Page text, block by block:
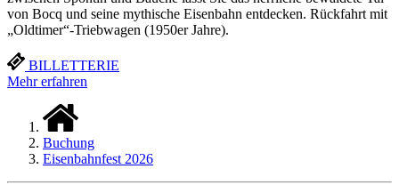
von Bocq und seine mythische Eisenbahn entdecken. Rückfahrt mit
„Oldtimer“-Triebwagen (1950er Jahre).
BILLETTERIE
Mehr erfahren
Buchung
Eisenbahnfest 2026